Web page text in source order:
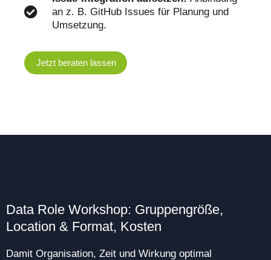
an z. B. GitHub Issues für Planung und
Umsetzung.
Jetzt beraten lassen
Data Role Workshop: Gruppengröße,
Location & Format, Kosten
Damit Organisation, Zeit und Wirkung optimal